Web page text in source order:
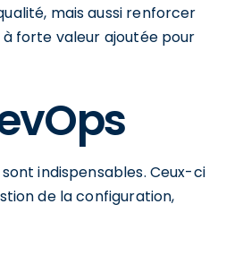
mais aussi renforcer
forte valeur ajoutée pour
indispensables. Ceux-ci
de la configuration,